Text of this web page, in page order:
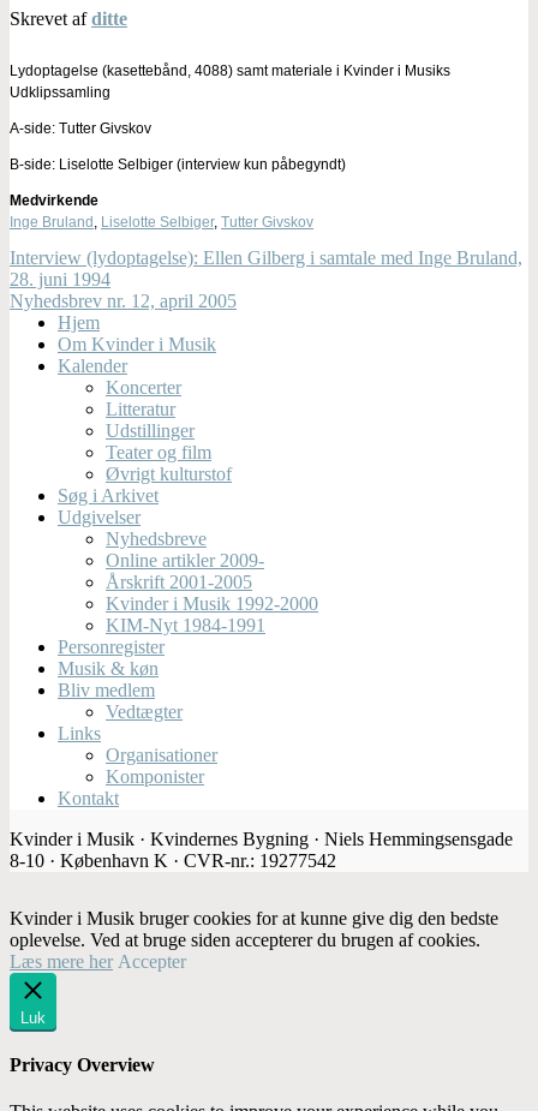
Skrevet afditte
Lydoptagelse (kasettebånd, 4088) samt materiale i Kvinder i Musiks
Udklipssamling
A-side: Tutter Givskov
B-side: Liselotte Selbiger (interview kun påbegyndt)
Medvirkende
Inge Bruland Liselotte Selbiger, Tutter Givskov
Interview (lydoptagelse): Ellen Gilberg i samtale med Inge Bruland,
28. juni 1994
Nyhedsbrev nr. 12, april 2005
Hjem
Om Kvinder i Musik
Kalender
Koncerter
Litteratur
Udstillinger
Teater og film
Øvrigt kulturstof
Søg i Arkivet
Udgivelser
Nyhedsbreve
Online artikler 2009-
Årskrift 2001-2005
Kvinder i Musik 1992-2000
KIM-Nyt 1984-1991
Personregister
Musik & køn
Bliv medlem
Vedtægter
Links
Organisationer
Komponister
Kontakt
Kvinder i Musik · Kvindernes Bygning · Niels Hemmingsensgade
8-10 · København K · CVR-nr.: 19277542
Kvinder i Musik bruger cookies for at kunne give dig den bedste
oplevelse. Ved at bruge siden accepterer du brugen af cookies.
Læs mere her Accepter
Luk
Privacy Overview